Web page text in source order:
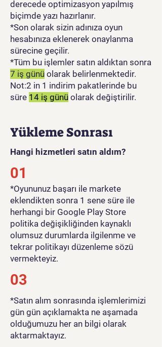
derecede optimizasyon yapılmış
biçimde yazı hazırlanır.
*Son olarak sizin adınıza oyun
hesabınıza eklenerek onaylanma
sürecine geçilir.
*Tüm bu işlemler satın aldıktan sonra
7 iş günü olarak belirlenmektedir.
Not:2 in 1 indirim pakatlerinde bu
süre 14 iş günü olarak değiştirilir.
Yükleme Sonrası
Hangi hizmetleri satın aldım?
01
​*Oyununuz başarı ile markete
eklendikten sonra 1 sene süre ile
herhangi bir Google Play Store
politika değişikliğinden kaynaklı
olumsuz durumlarda ilgilenme ve
tekrar politikayı düzenleme sözü
vermekteyiz.
03
*Satın alım sonrasında işlemlerimizi
gün gün açıklamakta ne aşamada
olduğumuzu her an bilgi olarak
aktarmaktayız.